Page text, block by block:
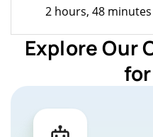
2 hours, 48
Explore Our
for